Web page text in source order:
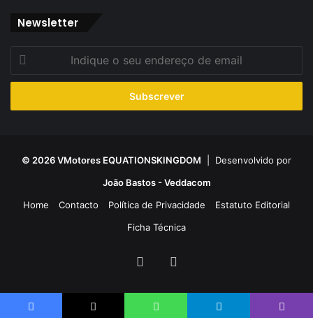
Newsletter
seu
de
© 2026 VMotores EQUATIONSKINGDOM | Desenvolvido por
João Bastos - Veddacom
Home
Contacto Política de Privacidade
Estatuto Editorial
Ficha Técnica
Facebook